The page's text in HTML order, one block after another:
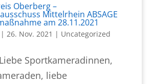
Oberberg –
Mittelrhein ABSAGE
am 28.11.2021
26. Nov. 2021 | Uncategorized
Sportkameradinnen,
liebe